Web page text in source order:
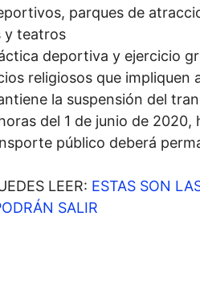
parques de
y teatros
deportiva y ejercicio
religiosos que impliquen
la suspensión del
del 1 de junio de 2020,
público deberá
LEER: ESTAS SON
SALIR